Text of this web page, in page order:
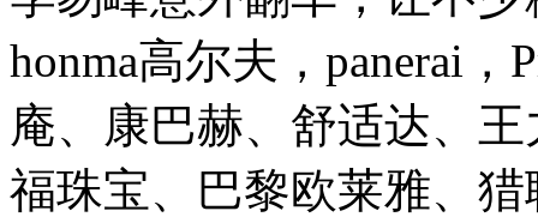
honma高尔夫，panerai，
庵、康巴赫、舒适达、
福珠宝、巴黎欧莱雅、